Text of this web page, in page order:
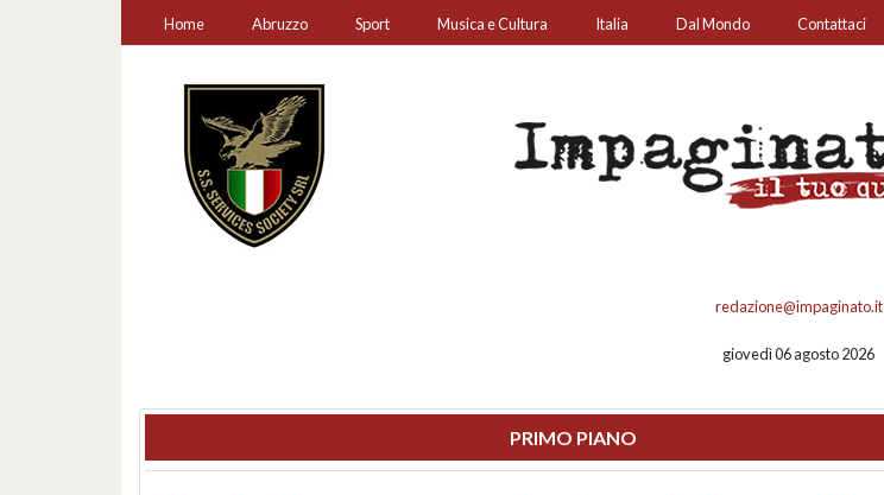
Home Abruzzo Sport Musica e Cultura Italia Dal Mondo Contattaci
redazione@impaginato.it
giovedì 06 agosto 2026
PRIMO PIANO